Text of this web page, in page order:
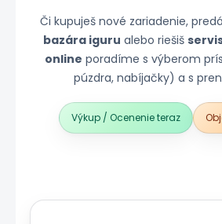
Či kupuješ nové zariadenie,
bazára iguru alebo riešiš
online poradíme s výberom
púzdra, nabíjačky) a s
Výkup / Ocenenie teraz